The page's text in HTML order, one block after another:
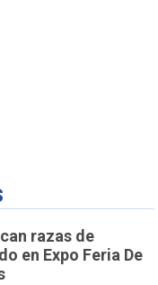
razas de
en Expo Feria De